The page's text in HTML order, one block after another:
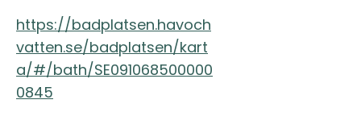
https://badplatsen.havoch
vatten.se/badplatsen/kart
a/#/bath/SE091068500000
0845